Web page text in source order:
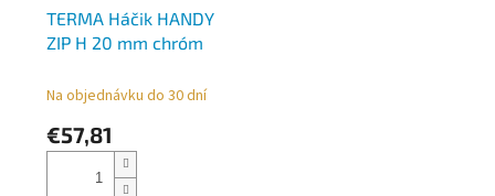
TERMA Háčik HANDY
ZIP H 20 mm chróm
Na objednávku do 30 dní
€57,81